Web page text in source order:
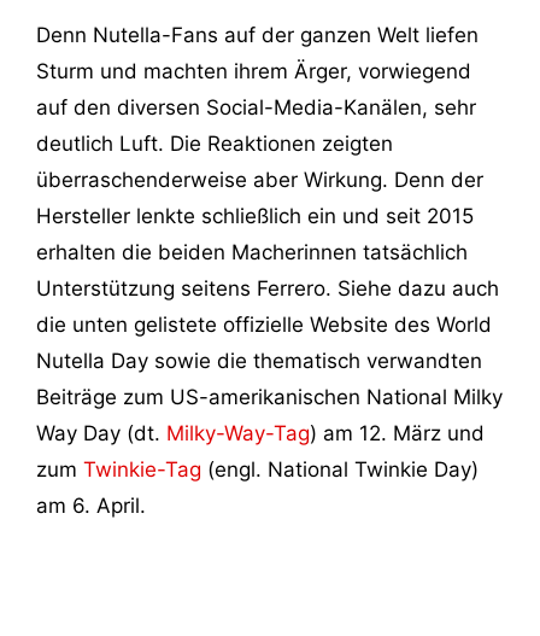
Denn Nutella-Fans auf der ganzen Welt liefen
Sturm und machten ihrem Ärger, vorwiegend
auf den diversen Social-Media-Kanälen, sehr
deutlich Luft. Die Reaktionen zeigten
überraschenderweise aber Wirkung. Denn der
Hersteller lenkte schließlich ein und seit 2015
erhalten die beiden Macherinnen tatsächlich
Unterstützung seitens Ferrero. Siehe dazu auch
die unten gelistete offizielle Website des World
Nutella Day sowie die thematisch verwandten
Beiträge zum US-amerikanischen National Milky
Way Day (dt. Milky-Way-Tag) am 12. März und
zum Twinkie-Tag (engl. National Twinkie Day)
am 6. April.